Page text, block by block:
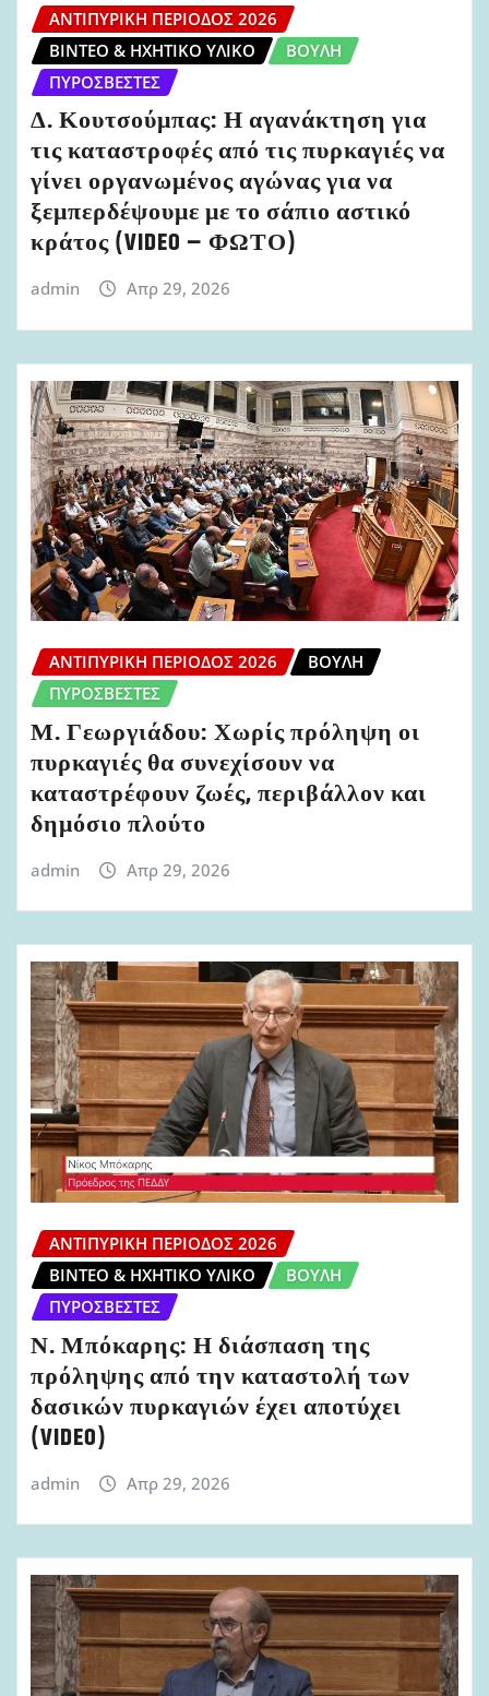
ΑΝΤΙΠΥΡΙΚΉ ΠΕΡΊΟΔΟΣ 2026
ΒΊΝΤΕΟ & ΗΧΗΤΙΚΌ ΥΛΙΚΌ
ΒΟΥΛΉ
ΠΥΡΟΣΒΈΣΤΕΣ
Δ. Κουτσούμπας: Η αγανάκτηση για
τις καταστροφές από τις πυρκαγιές να
γίνει οργανωμένος αγώνας για να
ξεμπερδέψουμε με το σάπιο αστικό
κράτος (VIDEO – ΦΩΤΟ)
admin Απρ 29, 2026
ΑΝΤΙΠΥΡΙΚΉ ΠΕΡΊΟΔΟΣ 2026
ΒΟΥΛΉ
ΠΥΡΟΣΒΈΣΤΕΣ
Μ. Γεωργιάδου: Χωρίς πρόληψη οι
πυρκαγιές θα συνεχίσουν να
καταστρέφουν ζωές, περιβάλλον και
δημόσιο πλούτο
admin Απρ 29, 2026
ΑΝΤΙΠΥΡΙΚΉ ΠΕΡΊΟΔΟΣ 2026
ΒΊΝΤΕΟ & ΗΧΗΤΙΚΌ ΥΛΙΚΌ
ΒΟΥΛΉ
ΠΥΡΟΣΒΈΣΤΕΣ
Ν. Μπόκαρης: Η διάσπαση της
πρόληψης από την καταστολή των
δασικών πυρκαγιών έχει αποτύχει
(VIDEO)
admin Απρ 29, 2026